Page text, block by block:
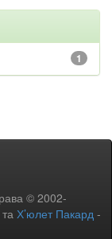
1
© 2002-
та Х’юлет Пакард -